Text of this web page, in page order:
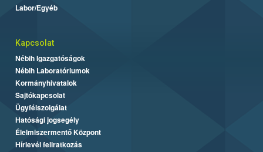
Labor/Egyéb
Kapcsolat
Nébih Igazgatóságok
Nébih Laboratóriumok
Kormányhivatalok
Sajtókapcsolat
Ügyfélszolgálat
Hatósági jogsegély
Élelmiszermentő Központ
Hírlevél feliratkozás